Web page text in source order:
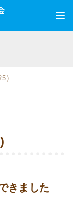
きました